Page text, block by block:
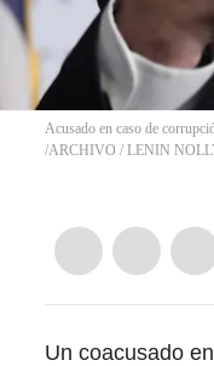
Acusado en caso de
/ARCHIVO / LENIN
Un coacusado